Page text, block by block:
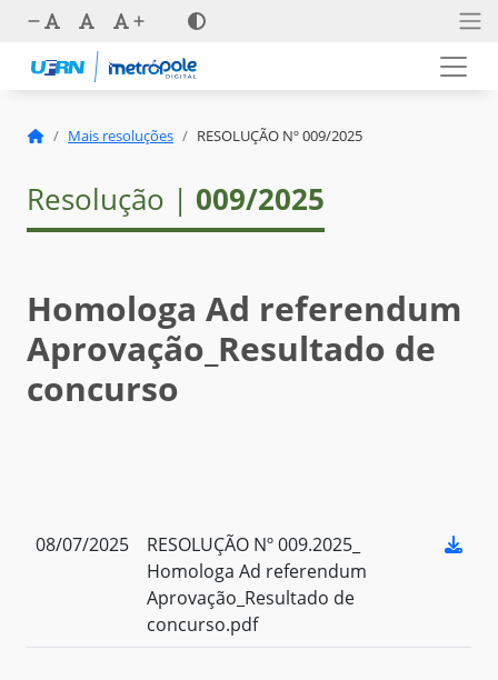
Mais resoluções RESOLUÇÃO Nº 009/2025
Resolução | 009/2025
Homologa Ad referendum
Aprovação_Resultado de
concurso
08/07/2025
RESOLUÇÃO Nº 009.2025_
Homologa Ad referendum
Aprovação_Resultado de
concurso.pdf